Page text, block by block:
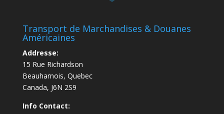
Transport de Marchandises & Douanes
Américaines
Addresse:
15 Rue Richardson
Beauharnois, Quebec
Canada, J6N 2S9
Info Contact: